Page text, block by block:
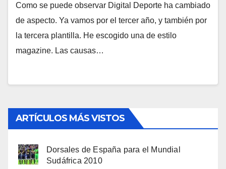
Como se puede observar Digital Deporte ha cambiado
de aspecto. Ya vamos por el tercer año, y también por
la tercera plantilla. He escogido una de estilo
magazine. Las causas…
ARTÍCULOS MÁS VISTOS
Dorsales de España para el Mundial
Sudáfrica 2010